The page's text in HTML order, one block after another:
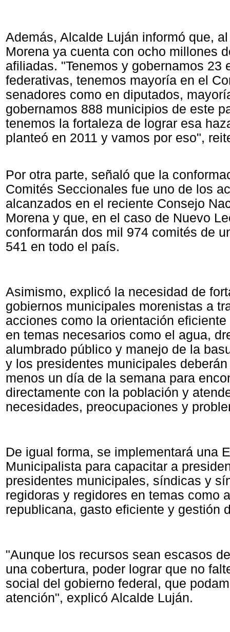
Además, Alcalde Luján informó que,
Morena ya cuenta con ocho millones
afiliadas. "Tenemos y gobernamos 23
federativas, tenemos mayoría en el
senadores como en diputados,
gobernamos 888 municipios de este
tenemos la fortaleza de lograr esa
planteó en 2011 y vamos por eso",
Por otra parte, señaló que la
Comités Seccionales fue uno de los
alcanzados en el reciente Consejo
Morena y que, en el caso de Nuevo
conformarán dos mil 974 comités de
541 en todo el país.
Asimismo, explicó la necesidad de
gobiernos municipales morenistas a
acciones como la orientación
en temas necesarios como el agua,
alumbrado público y manejo de la
y los presidentes municipales
menos un día de la semana para
directamente con la población y
necesidades, preocupaciones y
De igual forma, se implementará una
Municipalista para capacitar a
presidentes municipales, síndicas y
regidoras y regidores en temas como
republicana, gasto eficiente y gestión
"Aunque los recursos sean escasos
una cobertura, poder lograr que no
social del gobierno federal, que
atención", explicó Alcalde Luján.